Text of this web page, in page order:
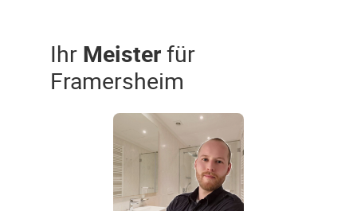
Ihr Meisterfür
Framersheim